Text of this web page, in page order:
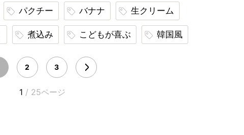
パクチー バナナ 生クリーム
煮込み こどもが喜ぶ 韓国風
2 3
1 / 25ページ